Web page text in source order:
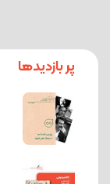
پر بازدیدها